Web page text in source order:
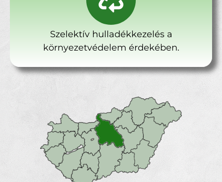
Szelektív hulladékkezelés a
környezetvédelem érdekében.